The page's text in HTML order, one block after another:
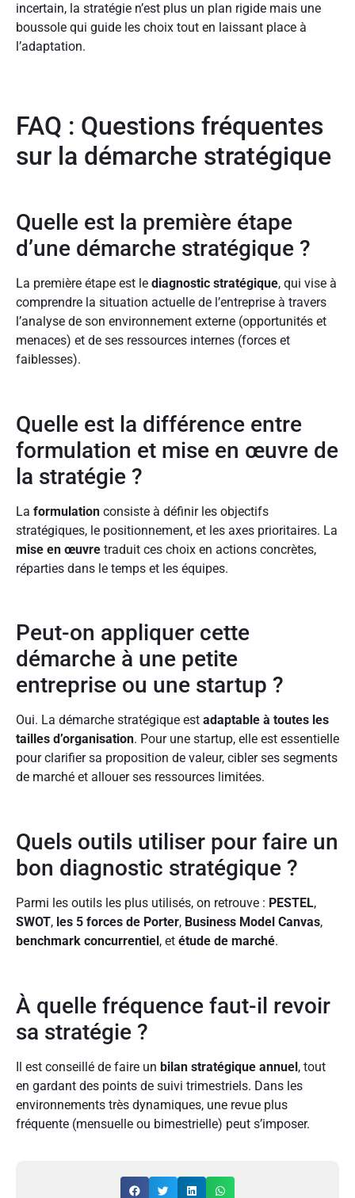
incertain, la stratégie n’est plus un plan rigide mais une
boussole qui guide les choix tout en laissant place à
l’adaptation.
FAQ : Questions fréquentes
sur la démarche stratégique
Quelle est la première étape
d’une démarche stratégique ?
La première étape est le diagnostic stratégique, qui vise à
comprendre la situation actuelle de l’entreprise à travers
l’analyse de son environnement externe (opportunités et
menaces) et de ses ressources internes (forces et
faiblesses).
Quelle est la différence entre
formulation et mise en œuvre de
la stratégie ?
La formulation consiste à définir les objectifs
stratégiques, le positionnement, et les axes prioritaires. La
mise en œuvre traduit ces choix en actions concrètes,
réparties dans le temps et les équipes.
Peut-on appliquer cette
démarche à une petite
entreprise ou une startup ?
Oui. La démarche stratégique est adaptable à toutes les
tailles d’organisation. Pour une startup, elle est essentielle
pour clarifier sa proposition de valeur, cibler ses segments
de marché et allouer ses ressources limitées.
Quels outils utiliser pour faire un
bon diagnostic stratégique ?
Parmi les outils les plus utilisés, on retrouve : PESTEL,
SWOT, les 5 forces de Porter, Business Model Canvas,
benchmark concurrentiel, et étude de marché.
À quelle fréquence faut-il revoir
sa stratégie ?
Il est conseillé de faire un bilan stratégique annuel, tout
en gardant des points de suivi trimestriels. Dans les
environnements très dynamiques, une revue plus
fréquente (mensuelle ou bimestrielle) peut s’imposer.